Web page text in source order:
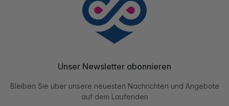
Unser Newsletter abonnieren
Bleiben Sie über unsere neuesten Nachrichten und Angebote
auf dem Laufenden